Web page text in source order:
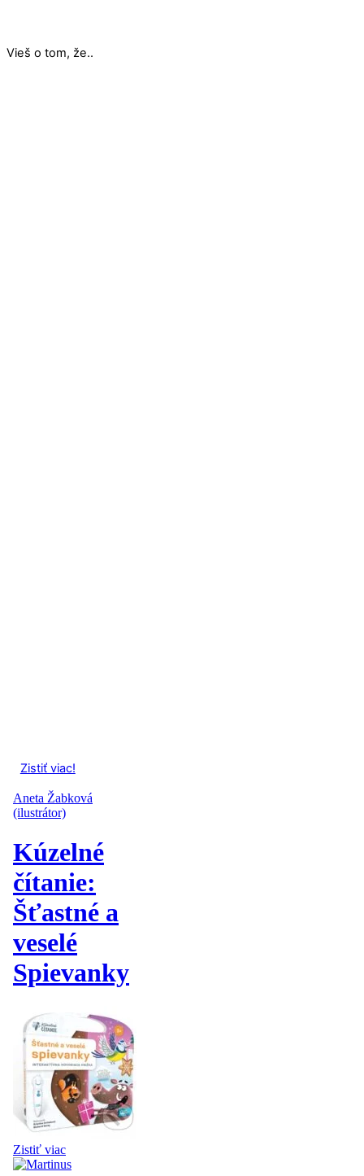
Vieš o tom, že..
Zistiť viac!